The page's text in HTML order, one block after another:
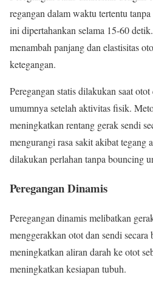
regangan dalam waktu tertentu
ini dipertahankan selama 15-60
menambah panjang dan elastisitas
ketegangan.
Peregangan statis dilakukan saat
umumnya setelah aktivitas fisik.
meningkatkan rentang gerak sendi
mengurangi rasa sakit akibat tegang
dilakukan perlahan tanpa bouncing
Peregangan Dinamis
Peregangan dinamis melibatkan
menggerakkan otot dan sendi
meningkatkan aliran darah ke otot
meningkatkan kesiapan tubuh.